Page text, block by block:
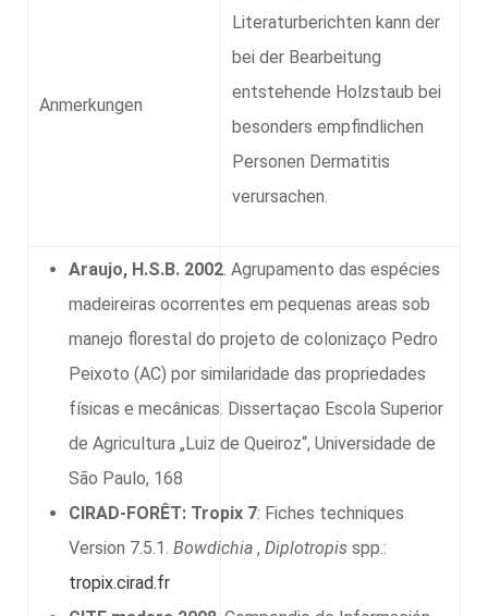
Anmerkungen
Literaturberichten kann der
bei der Bearbeitung
entstehende Holzstaub bei
besonders empfindlichen
Personen Dermatitis
verursachen.
Araujo, H.S.B. 2002. Agrupamento das espécies
madeireiras ocorrentes em pequenas areas sob
manejo florestal do projeto de colonizaço Pedro
Peixoto (AC) por similaridade das propriedades
físicas e mecânicas. Dissertaçao Escola Superior
de Agricultura Luiz de Queiroz , Universidade de
São Paulo, 168
CIRAD-FORÊT: Tropix 7: Fiches techniques
Version 7.5.1. Bowdichia , Diplotropis spp.:
tropix.cirad.fr